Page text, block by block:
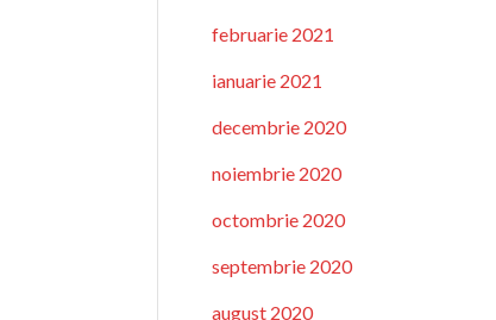
februarie 2021
ianuarie 2021
decembrie 2020
noiembrie 2020
octombrie 2020
septembrie 2020
august 2020